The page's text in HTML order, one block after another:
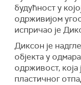
будућност у
одрживијом
испричао је
Диксон је
објекта у
одрживост, која
пластичног